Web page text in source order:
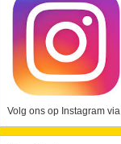
Volg ons op Instagram via